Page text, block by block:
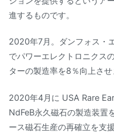
進するものです。
2020年7月。ダンフォス・
でパワーエレクトロニクス
ターの製造率を8％向上させ
2020年4月に USA Rare
NdFeB永久磁石の製造装置
ース磁石生産の再確立を支